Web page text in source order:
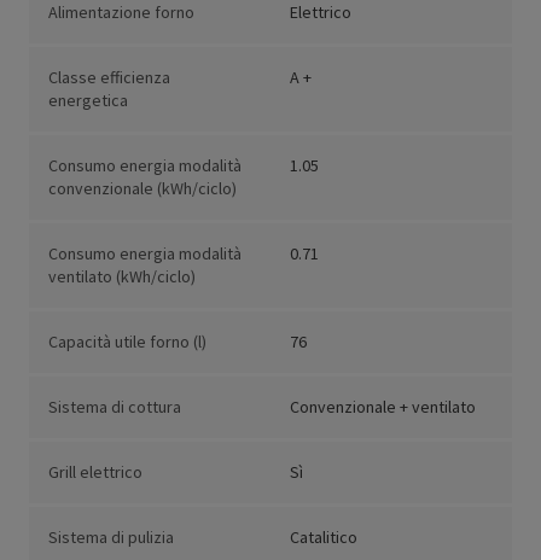
Alimentazione forno Elettrico
Classe efficienza
energetica
A +
Consumo energia modalità
convenzionale (kWh/ciclo)
1.05
Consumo energia modalità
ventilato (kWh/ciclo)
0.71
Capacità utile forno (l) 76
Sistema di cottura Convenzionale + ventilato
Grill elettrico Sì
Sistema di pulizia Catalitico